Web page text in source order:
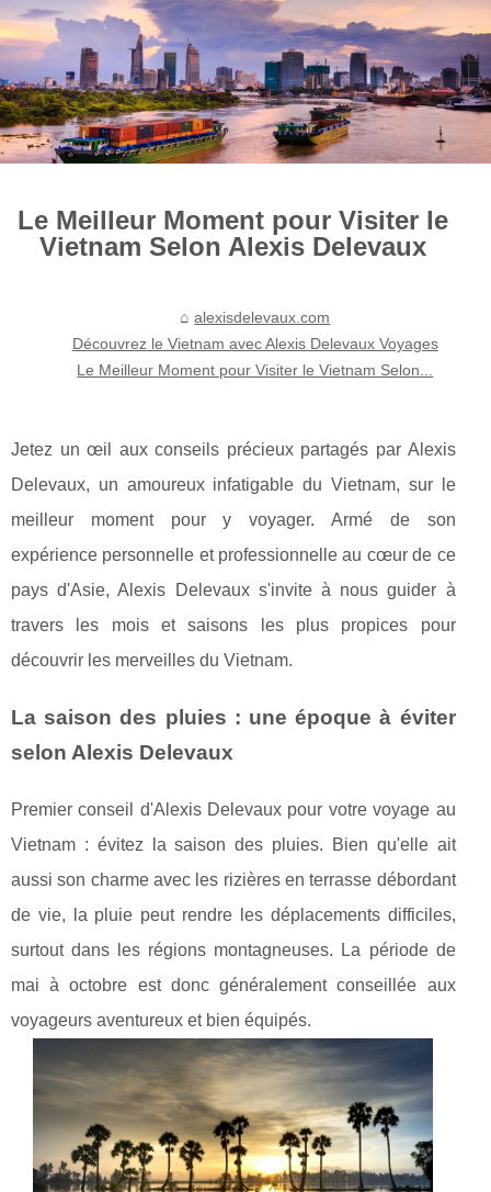
Le Meilleur Moment pour Visiter le
Vietnam Selon Alexis Delevaux
alexisdelevaux.com
Découvrez le Vietnam avec Alexis Delevaux Voyages
Le Meilleur Moment pour Visiter le Vietnam Selon...
Jetez un œil aux conseils précieux partagés par Alexis
Delevaux, un amoureux infatigable du Vietnam, sur le
meilleur moment pour y voyager. Armé de son
expérience personnelle et professionnelle au cœur de ce
pays d'Asie, Alexis Delevaux s'invite à nous guider à
travers les mois et saisons les plus propices pour
découvrir les merveilles du Vietnam.
La saison des pluies : une époque à éviter
selon Alexis Delevaux
Premier conseil d'Alexis Delevaux pour votre voyage au
Vietnam : évitez la saison des pluies. Bien qu'elle ait
aussi son charme avec les rizières en terrasse débordant
de vie, la pluie peut rendre les déplacements difficiles,
surtout dans les régions montagneuses. La période de
mai à octobre est donc généralement conseillée aux
voyageurs aventureux et bien équipés.